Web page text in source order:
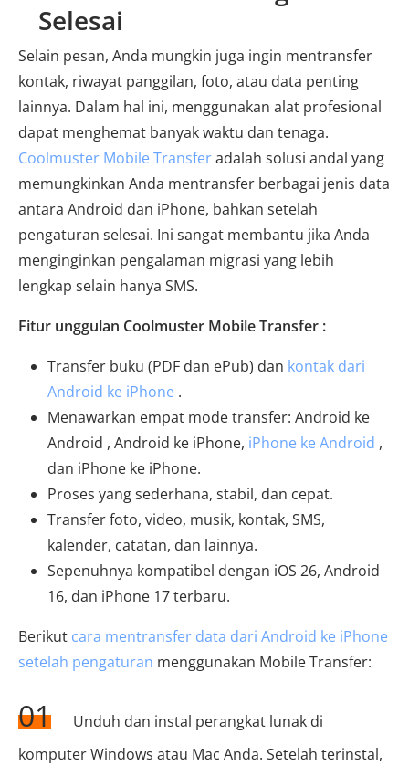
Selesai
Selain pesan, Anda mungkin juga ingin mentransfer
kontak, riwayat panggilan, foto, atau data penting
lainnya. Dalam hal ini, menggunakan alat profesional
dapat menghemat banyak waktu dan tenaga.
Coolmuster Mobile Transferadalah solusi andal yang
memungkinkan Anda mentransfer berbagai jenis data
antara Android dan iPhone, bahkan setelah
pengaturan selesai. Ini sangat membantu jika Anda
menginginkan pengalaman migrasi yang lebih
lengkap selain hanya SMS.
Fitur unggulan Coolmuster Mobile Transfer :
Transfer buku (PDF dan ePub) dan kontak dari
Android ke iPhone .
Menawarkan empat mode transfer: Android ke
Android , Android ke iPhone, iPhone ke Android ,
dan iPhone ke iPhone.
Proses yang sederhana, stabil, dan cepat.
Transfer foto, video, musik, kontak, SMS,
kalender, catatan, dan lainnya.
Sepenuhnya kompatibel dengan iOS 26, Android
16, dan iPhone 17 terbaru.
Berikut cara mentransfer data dari Android ke iPhone
setelah pengaturan menggunakan Mobile Transfer:
01
Unduh dan instal perangkat lunak di
komputer Windows atau Mac Anda. Setelah terinstal,